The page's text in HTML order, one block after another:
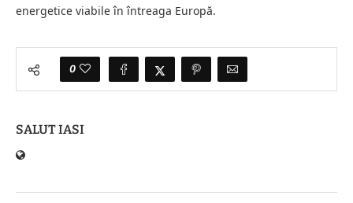
energetice viabile în întreaga Europă.
0
SALUT IASI